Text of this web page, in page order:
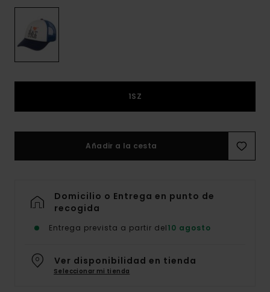
1SZ
Añadir a la cesta
Domicilio o Entrega en punto de
recogida
Entrega prevista a partir del10 agosto
Ver disponibilidad en tienda
Seleccionar mi tienda